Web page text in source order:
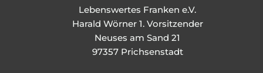
Lebenswertes Franken e.V.
Harald Wörner 1. Vorsitzender
Neuses am Sand 21
97357 Prichsenstadt